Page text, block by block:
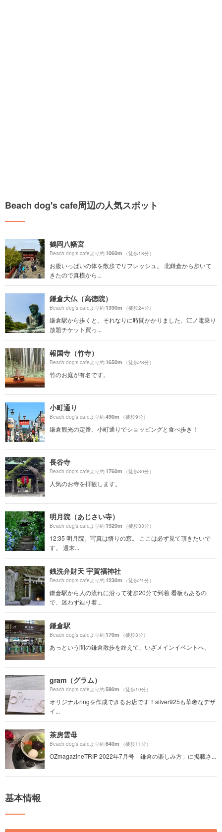
Beach dog's cafe周辺の人気スポット
鶴岡八幡宮
Beach dog's cafeより約1060m （徒歩18分）
お腹いっぱいの体を散歩でリフレッシュ。 北鎌倉から歩いて
きたので真横から...
鎌倉大仏（高徳院）
Beach dog's cafeより約1390m （徒歩24分）
鎌倉駅から歩くと、それなりに時間かかりました。江ノ電乗り
放題チケット買っ...
報国寺（竹寺）
Beach dog's cafeより約1650m （徒歩28分）
竹のお庭が有名です。
小町通り
Beach dog's cafeより約490m （徒歩9分）
鎌倉観光の定番、小町通りでショッピングと食べ歩き！
長谷寺
Beach dog's cafeより約1760m （徒歩30分）
人気のお寺を拝観します。
明月院（あじさい寺）
Beach dog's cafeより約1920m （徒歩33分）
12:35 明月院。写真は悟りの窓。 ここは必ず見て頂きたいで
す。 週末...
銭洗弁財天 宇賀福神社
Beach dog's cafeより約1230m （徒歩21分）
鎌倉駅から人の流れに沿って徒歩20分で到着 看板もあるの
で、迷わず辿り着...
鎌倉駅
Beach dog's cafeより約170m （徒歩3分）
あっという間の鎌倉散歩を終えて、いざメインイベントへ。
gram（グラム）
Beach dog's cafeより約590m （徒歩10分）
オリジナルringを作成できるお店です！silver925も華奢なデザ
イ...
茶房雲母
Beach dog's cafeより約640m （徒歩11分）
OZmagazineTRIP 2022年7月号「鎌倉の楽しみ方」に掲載さ...
基本情報